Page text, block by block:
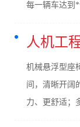
每一辆车达到*
人机工
机械悬浮型座
间，清晰开阔
力、更舒适；